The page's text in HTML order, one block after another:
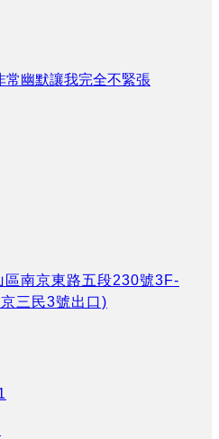
常幽默讓我完全不緊張
區南京東路五段230號3F-
三民3號出口)